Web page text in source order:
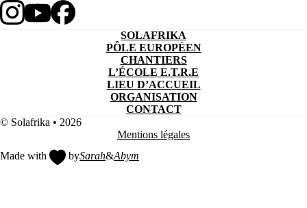
SOLAFRIKA
PÔLE EUROPÉEN
CHANTIERS
L’ÉCOLE E.T.R.E
LIEU D’ACCUEIL
ORGANISATION
CONTACT
© Solafrika • 2026
Mentions légales
Made with
bySarah&Abym